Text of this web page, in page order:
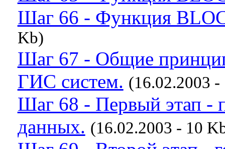
Шаг 66 - Функция
Kb)
Шаг 67 - Общие
ГИС систем. (16.02.2003
Шаг 68 - Первый этап -
данных. (16.02.2003 - 10